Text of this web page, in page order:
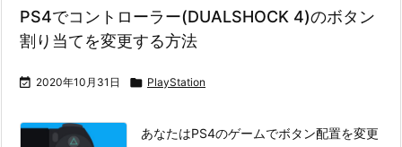
PS4でコントローラー(DUALSHOCK 4)のボタン
割り当てを変更する方法
 2020年10月31日  PlayStation
あなたはPS4のゲームでボタン配置を変更